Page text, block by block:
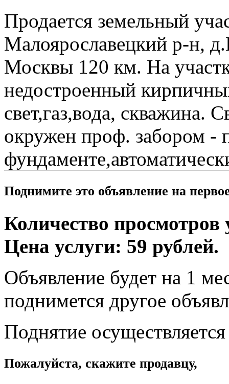
Продается земельный
Малоярославецкий р-н,
Москвы 120 км. На
недостроенный
свет,газ,вода, скважина.
окружен проф. забором -
Поднимите это объявление на
Количество просмотров
Цена услуги: 59 рублей.
Объявление будет на 1
поднимется другое
Поднятие
Пожалуйста, скажите продавцу,